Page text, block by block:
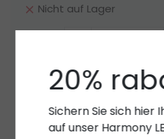
Nicht auf Lager
Nicht
20%
Sichern Sie sich hier
auf unser Harmony